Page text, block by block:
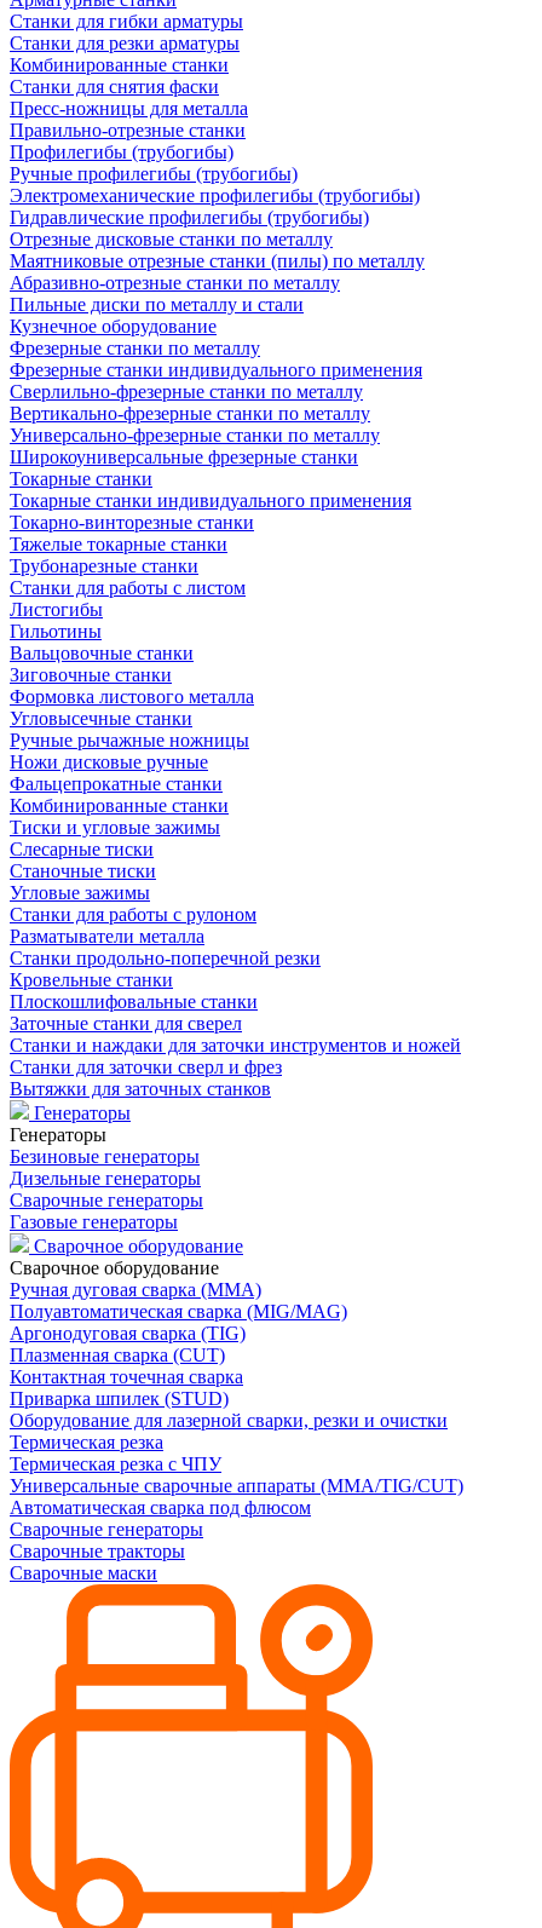
Станки для гибки арматуры
Станки для резки арматуры
Комбинированные станки
Станки для снятия фаски
Пресс-ножницы для металла
Правильно-отрезные станки
Профилегибы (трубогибы)
Ручные профилегибы (трубогибы)
Электромеханические профилегибы (трубогибы)
Гидравлические профилегибы (трубогибы)
Отрезные дисковые станки по металлу
Маятниковые отрезные станки (пилы) по металлу
Абразивно-отрезные станки по металлу
Пильные диски по металлу и стали
Кузнечное оборудование
Фрезерные станки по металлу
Фрезерные станки индивидуального применения
Сверлильно-фрезерные станки по металлу
Вертикально-фрезерные станки по металлу
Универсально-фрезерные станки по металлу
Широкоуниверсальные фрезерные станки
Токарные станки
Токарные станки индивидуального применения
Токарно-винторезные станки
Тяжелые токарные станки
Трубонарезные станки
Станки для работы с листом
Листогибы
Гильотины
Вальцовочные станки
Зиговочные станки
Формовка листового металла
Угловысечные станки
Ручные рычажные ножницы
Ножи дисковые ручные
Фальцепрокатные станки
Комбинированные станки
Тиски и угловые зажимы
Слесарные тиски
Станочные тиски
Угловые зажимы
Станки для работы с рулоном
Разматыватели металла
Станки продольно-поперечной резки
Кровельные станки
Плоскошлифовальные станки
Заточные станки для сверел
Станки и наждаки для заточки инструментов и ножей
Станки для заточки сверл и фрез
Вытяжки для заточных станков
Генераторы
Генераторы
Безиновые генераторы
Дизельные генераторы
Сварочные генераторы
Газовые генераторы
Сварочное оборудование
Сварочное оборудование
Ручная дуговая сварка (MMA)
Полуавтоматическая сварка (MIG/MAG)
Аргонодуговая сварка (TIG)
Плазменная сварка (CUT)
Контактная точечная сварка
Приварка шпилек (STUD)
Оборудование для лазерной сварки, резки и очистки
Термическая резка
Термическая резка с ЧПУ
Универсальные сварочные аппараты (MMA/TIG/CUT)
Автоматическая сварка под флюсом
Сварочные генераторы
Сварочные тракторы
Сварочные маски